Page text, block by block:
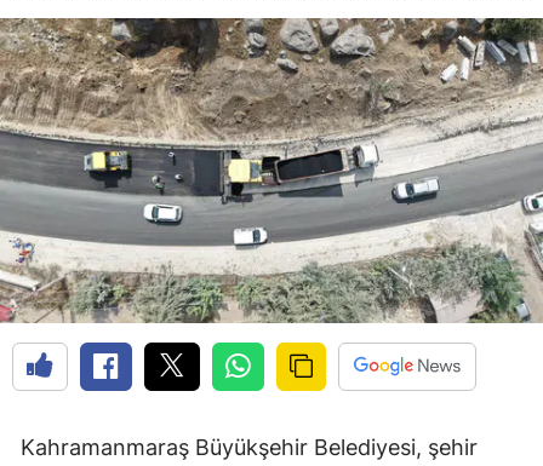
Kahramanmaraş Büyükşehir Belediyesi, şehir